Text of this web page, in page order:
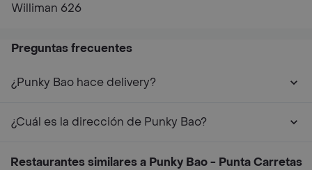
Williman 626
Preguntas frecuentes
¿Punky Bao hace delivery?
¿Cuál es la dirección de Punky Bao?
Restaurantes similares a Punky Bao - Punta Carretas